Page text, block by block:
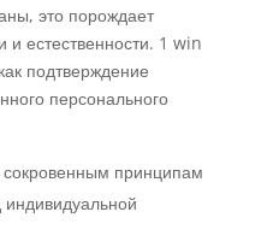
это порождает
и естественности. 1 win
подтверждение
персонального
сокровенным принципам
индивидуальной